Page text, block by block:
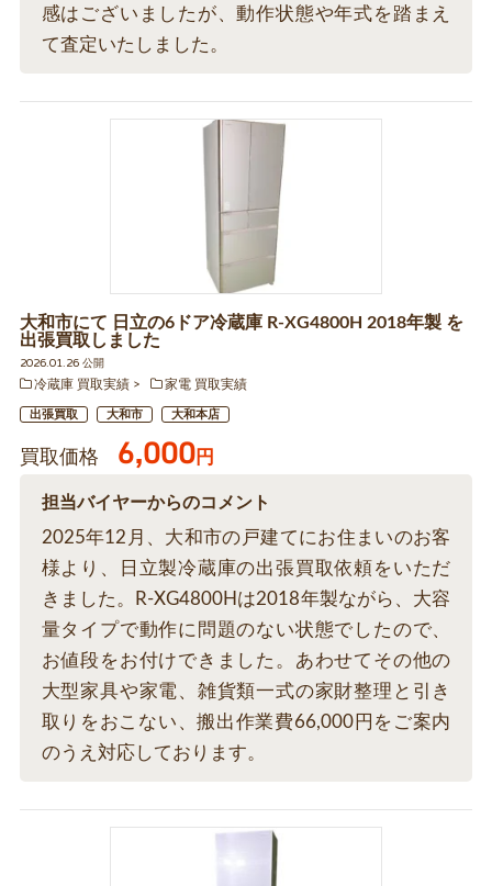
感はございましたが、動作状態や年式を踏まえ
て査定いたしました。
大和市にて 日立の6ドア冷蔵庫 R-XG4800H 2018年製 を
出張買取しました
2026.01.26 公開
冷蔵庫 買取実績
家電 買取実績
出張買取 大和市 大和本店
買取価格 6,000円
担当バイヤーからのコメント
2025年12月、大和市の戸建てにお住まいのお客
様より、日立製冷蔵庫の出張買取依頼をいただ
きました。R-XG4800Hは2018年製ながら、大容
量タイプで動作に問題のない状態でしたので、
お値段をお付けできました。あわせてその他の
大型家具や家電、雑貨類一式の家財整理と引き
取りをおこない、搬出作業費66,000円をご案内
のうえ対応しております。